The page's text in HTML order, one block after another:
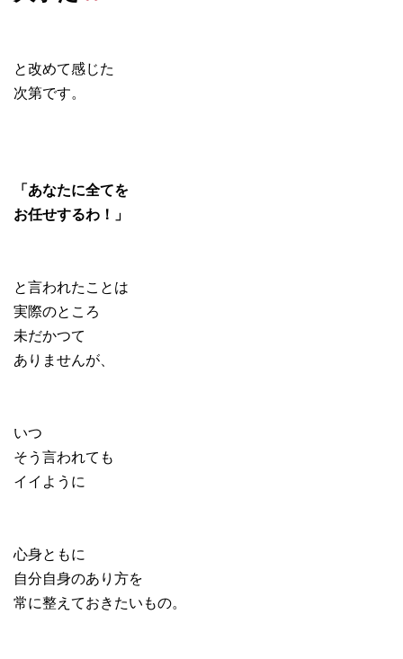
と改めて感じた
次第です。
「あなたに全てを
お任せするわ！」
と言われたことは
実際のところ
未だかつて
ありませんが、
いつ
そう言われても
イイように
心身ともに
自分自身のあり方を
常に整えておきたいもの。